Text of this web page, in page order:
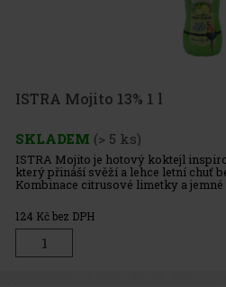
ISTRA Mojito 13% 1 l
SKLADEM (> 5 ks)
ISTRA Mojito je hotový koktejl
který přináší svěží a lehce letní chuť
Kombinace citrusové limetky a
dojmem a dělá z něj ideální nápoj
124 Kč bez DPH